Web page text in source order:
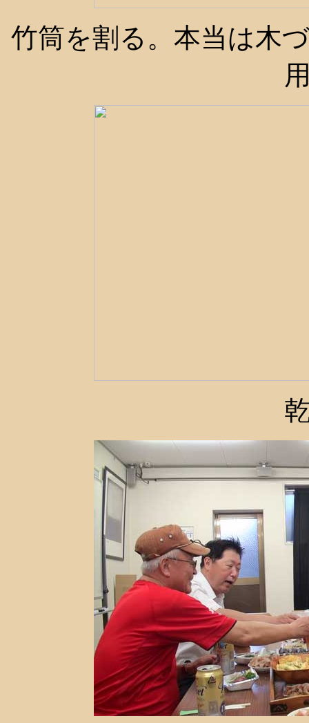
竹筒を割る。本当は木